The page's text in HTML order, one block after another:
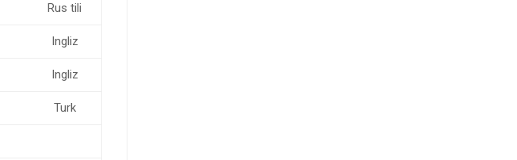
Rus tili
Ingliz
Ingliz
Turk